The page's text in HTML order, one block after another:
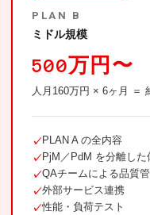
PLAN B
ミドル規模
500万円〜
人月160万円 × 6ヶ月 ＝
✓ PLAN A の全内容
✓ PjM／PdM を分離した
✓QAチームによる品質
✓外部サービス連携
✓性能・負荷テスト